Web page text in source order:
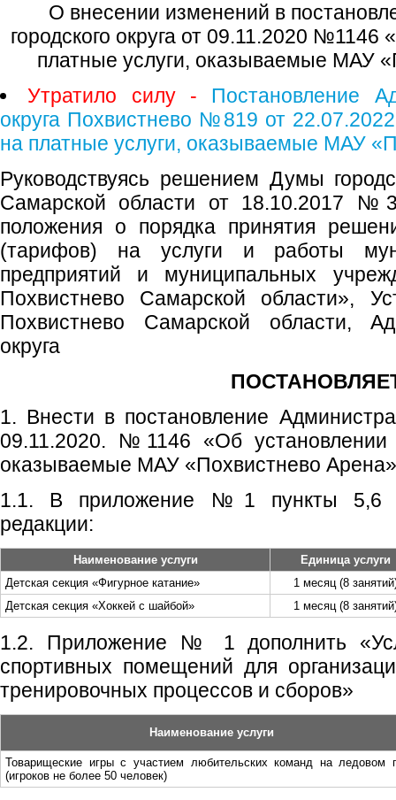
О внесении изменений в
городского округа от 09.11.2020
платные услуги, оказываемые МАУ
Утратило силу -
Постановление
округа Похвистнево №819 от
на платные услуги, оказываемые МАУ
Руководствуясь решением Думы
Самарской области от 18.10.2017
положения о порядка принятия
(тарифов) на услуги и работы
предприятий и муниципальных
Похвистнево Самарской области»,
Похвистнево Самарской области,
округа
1. Внести в постановление
09.11.2020. №1146 «Об установлении
оказываемые МАУ «Похвистнево
1.1. В приложение №1 пункты 5,6
редакции:
Наименование услуги
Единица услуги
Детская секция «Фигурное катание»
1 месяц (8
Детская секция «Хоккей с шайбой»
1 месяц (8
1.2. Приложение № 1 дополнить
спортивных помещений для
тренировочных процессов и сборов»
Наименование услуги
Товарищеские игры с участием любительских команд на ледовом
(игроков не более 50 человек)